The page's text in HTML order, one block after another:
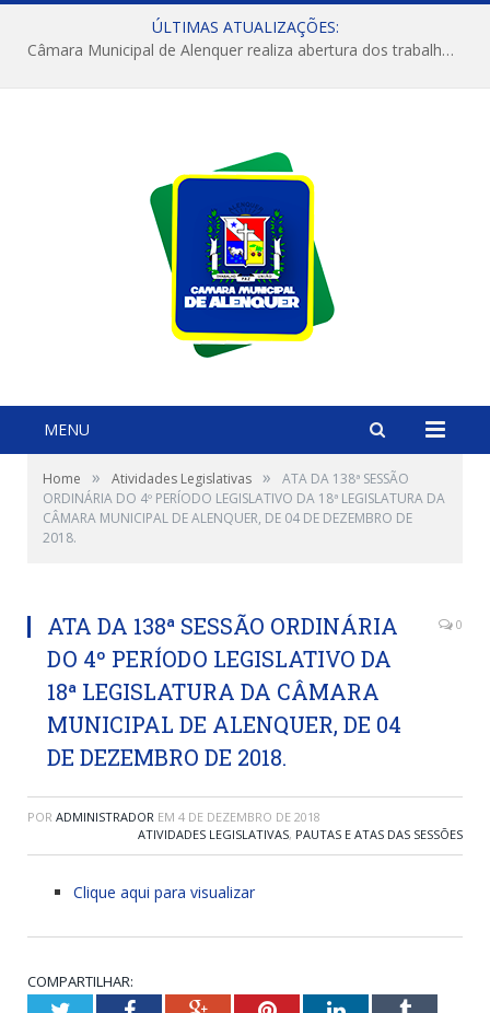
ÚLTIMAS ATUALIZAÇÕES:
Câmara Municipal de Alenquer realiza abertura dos trabalhos do 4º Período Legislativo
MENU
Home » Atividades Legislativas »
ATA DA 138ª SESSÃO
ORDINÁRIA DO 4º PERÍODO LEGISLATIVO DA 18ª LEGISLATURA DA
CÂMARA MUNICIPAL DE ALENQUER, DE 04 DE DEZEMBRO DE
2018.
ATA DA 138ª SESSÃO ORDINÁRIA
DO 4º PERÍODO LEGISLATIVO DA
18ª LEGISLATURA DA CÂMARA
MUNICIPAL DE ALENQUER, DE 04
DE DEZEMBRO DE 2018.
0
POR ADMINISTRADOR EM 4 DE DEZEMBRO DE 2018
ATIVIDADES LEGISLATIVAS, PAUTAS E ATAS DAS SESSÕES
Clique aqui para visualizar
COMPARTILHAR: